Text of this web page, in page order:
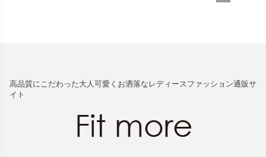
高品質にこだわった大人可愛くお洒落なレディースファッション通販サ
イト